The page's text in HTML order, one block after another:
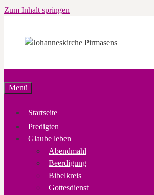
Zum Inhalt springen
Menü
Startseite
Predigten
Glaube leben
Abendmahl
Beerdigung
Bibelkreis
Gottesdienst